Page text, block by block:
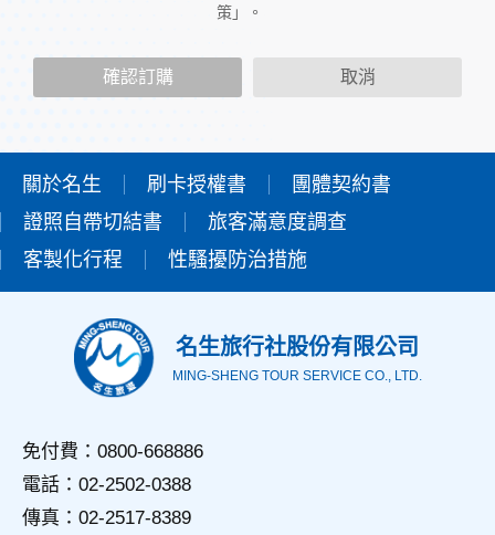
當您造訪本網站或使用本網站所提供之功能服務時，我們將視
該服務功能性質，請您提供必要的個人資料，並在該特定目的
本網站在您使用服務信箱、問卷調查等互動性功能時，會保留
您所提供的姓名、電子郵件地址、聯絡方式及使用時間等。
於一般瀏覽時，伺服器會自行記錄相關行徑，包括您使用連線
設備的IP位址、使用時間、使用的瀏覽器、瀏覽及點選資料記
用，決不對外公佈。
外，我們會視需要公佈統計數據及說明文字，但不涉及特定個
人之資料。
三、資料之保護
備及必要的安全防護措施，加以保護網站及您的個人資料採用
嚴格的保護措施，只由經過授權的人員才能接觸您的個人資
料，相關處理人員皆簽有保密合約，如有違反保密義務者，將
會受到相關的法律處分。
如因業務需要有必要委託其他單位提供服務時，本網站亦會嚴
策」。
確認訂購 取消
關於名生 刷卡授權書
團體契約書
證照自帶切結書
旅客滿意度調查
客製化行程
性騷擾防治措施
名生旅行社股份有限公司
MING-SHENG TOUR SERVICE CO., LTD.
免付費：0800-668886
電話：02-2502-0388
傳真：02-2517-8389